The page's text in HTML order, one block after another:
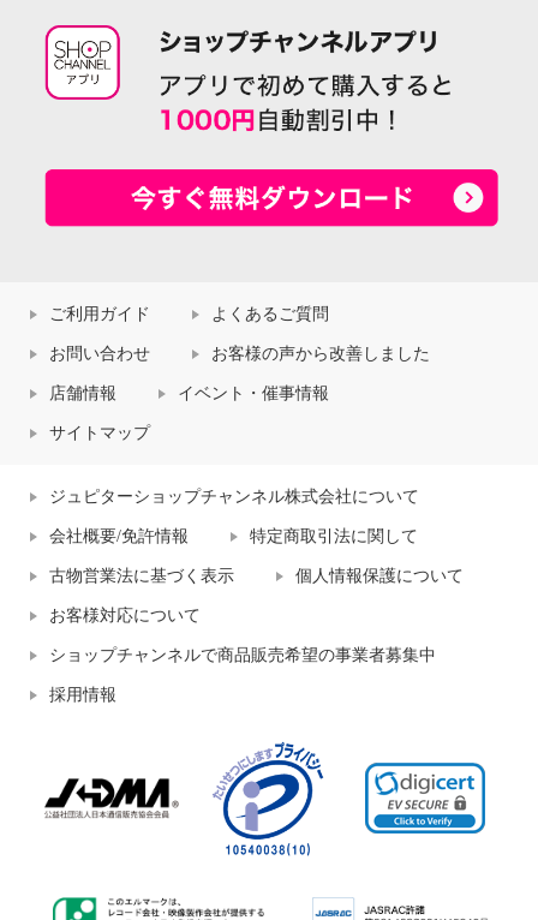
ご利用ガイド よくあるご質問
お問い合わせ お客様の声から改善しました
店舗情報 イベント・催事情報
サイトマップ
ジュピターショップチャンネル株式会社について
会社概要/免許情報 特定商取引法に関して
古物営業法に基づく表示 個人情報保護について
お客様対応について
ショップチャンネルで商品販売希望の事業者募集中
採用情報